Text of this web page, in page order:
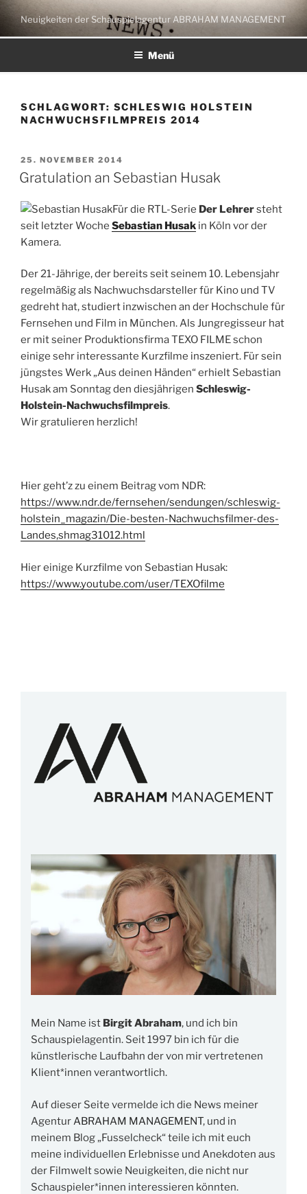
Zum
Inhalt
springen
Neuigkeiten der Schauspielagentur ABRAHAM MANAGEMENT
Menü
SCHLAGWORT: SCHLESWIG HOLSTEIN
NACHWUCHSFILMPREIS 2014
VERÖFFENTLICHT
AM
25. NOVEMBER 2014
Gratulation an Sebastian Husak
Für die RTL-Serie Der Lehrersteht
seit letzter Woche Sebastian Husak in Köln vor der
Kamera.
Der 21-Jährige, der bereits seit seinem 10. Lebensjahr
regelmäßig als Nachwuchsdarsteller für Kino und TV
gedreht hat, studiert inzwischen an der Hochschule für
Fernsehen und Film in München. Als Jungregisseur hat
er mit seiner Produktionsfirma TEXO FILME schon
einige sehr interessante Kurzfilme inszeniert. Für sein
jüngstes Werk „Aus deinen Händen“ erhielt Sebastian
Husak am Sonntag den diesjährigen Schleswig-
Holstein-Nachwuchsfilmpreis.
Wir gratulieren herzlich!
Hier geht’z zu einem Beitrag vom NDR:
https://www.ndr.de/fernsehen/sendungen/schleswig-
holstein_magazin/Die-besten-Nachwuchsfilmer-des-
Landes,shmag31012.html
Hier einige Kurzfilme von Sebastian Husak:
https://www.youtube.com/user/TEXOfilme
Mein Name ist Birgit Abraham, und ich bin
Schauspielagentin. Seit 1997 bin ich für die
künstlerische Laufbahn der von mir vertretenen
Klient*innen verantwortlich.
Auf dieser Seite vermelde ich die News meiner
AgenturABRAHAM MANAGEMENT, und in
meinem Blog „Fusselcheck“ teile ich mit euch
meine individuellen Erlebnisse und Anekdoten aus
der Filmwelt sowie Neuigkeiten, die nicht nur
Schauspieler*innen interessieren könnten.